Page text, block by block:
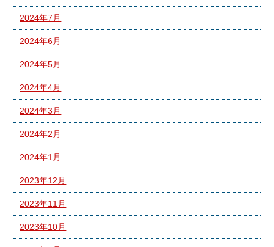
2024年7月
2024年6月
2024年5月
2024年4月
2024年3月
2024年2月
2024年1月
2023年12月
2023年11月
2023年10月